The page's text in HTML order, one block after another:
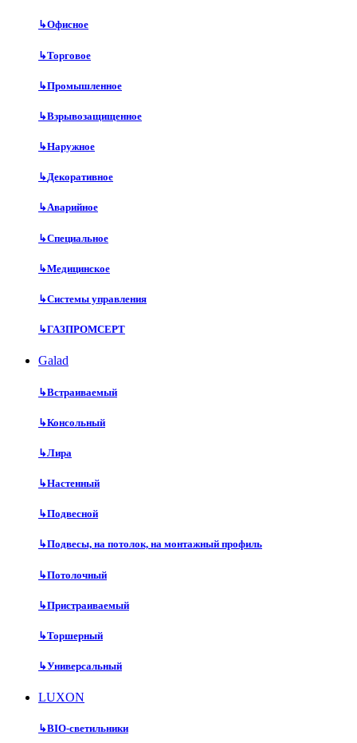
↳Офисное
↳Торговое
↳Промышленное
↳Взрывозащищенное
↳Наружное
↳Декоративное
↳Аварийное
↳Специальное
↳Медицинское
↳Системы управления
↳ГАЗПРОМСЕРТ
Galad
↳Встраиваемый
↳Консольный
↳Лира
↳Настенный
↳Подвесной
↳Подвесы, на потолок, на монтажный профиль
↳Потолочный
↳Пристраиваемый
↳Торшерный
↳Универсальный
LUXON
↳BIO-светильники